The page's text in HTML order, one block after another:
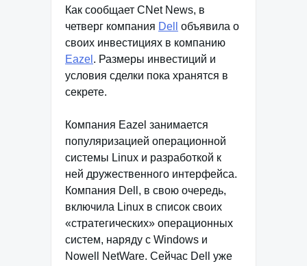
Как сообщает CNet News, в
четверг компания Dell
объявила о
своих инвестициях в компанию
Eazel . Размеры инвестиций и
условия сделки пока хранятся в
секрете.
Компания Eazel занимается
популяризацией операционной
системы Linux и разработкой к
ней дружественного интерфейса.
Компания Dell, в свою очередь,
включила Linux в список своих
«стратегических» операционных
систем, наряду с Windows и
Nowell NetWare. Сейчас Dell уже